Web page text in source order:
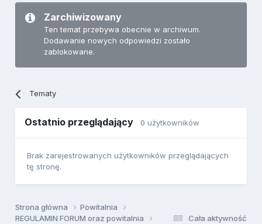
Zarchiwizowany
Ten temat przebywa obecnie w archiwum.
Dodawanie nowych odpowiedzi zostało
zablokowane.
Tematy
Ostatnio przeglądający 0 użytkowników
Brak zarejestrowanych użytkowników przeglądających
tę stronę.
Cała aktywność
Strona główna
Powitalnia
REGULAMIN FORUM oraz powitalnia